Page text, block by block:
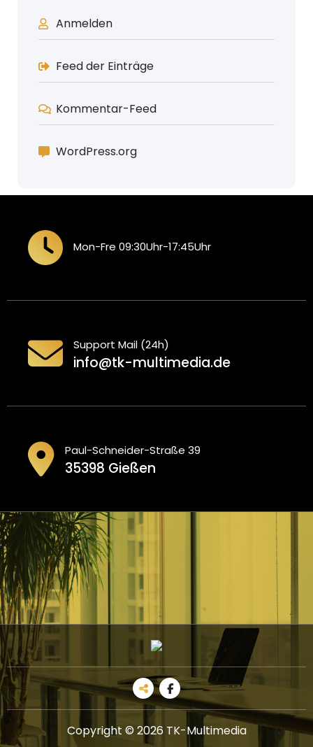
Anmelden
Feed der Einträge
Kommentar-Feed
WordPress.org
Mon-Fre 09:30Uhr-17:45Uhr
Support Mail (24h)
info@tk-multimedia.de
Paul-Schneider-Straße 39
35398 Gießen
Copyright © 2026 TK-Multimedia